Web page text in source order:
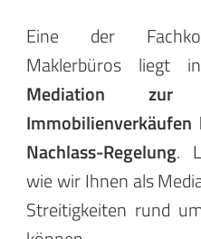
Eine der
Maklerbüros liegt
Mediation zur
Nachlass-Regelung.
wie wir Ihnen als
Streitigkeiten rund